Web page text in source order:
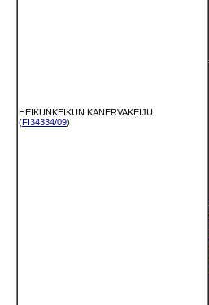
HEIKUNKEIKUN KANERVAKEIJU
(FI34334/09)